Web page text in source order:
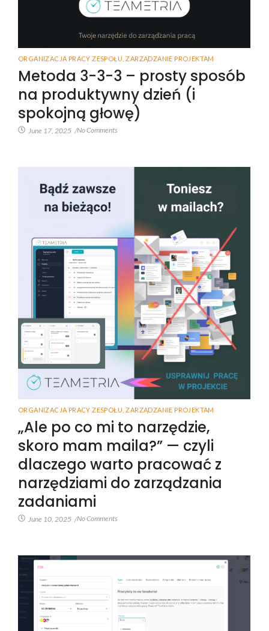
ORGANIZACJA PRACY ZESPOŁU ZARZĄDZANIE PROJEKTAM
Metoda 3-3-3 – prosty sposób
na produktywny dzień (i
spokojną głowę)
June 17, 2025 /No Comments
ORGANIZACJA PRACY ZESPOŁU ZARZĄDZANIE PROJEKTAM
„Ale po co mi to narzędzie,
skoro mam maila?” — czyli
dlaczego warto pracować z
narzędziami do zarządzania
zadaniami
June 10, 2025 /No Comments